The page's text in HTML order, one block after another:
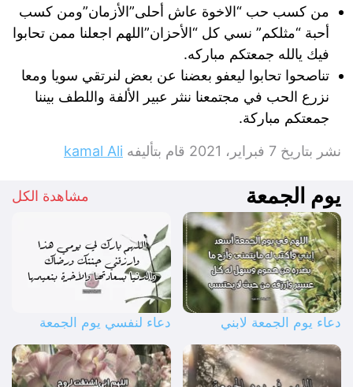
من كسب حب “الاخوة عاش أحلى”الأزمان”ومن كسب
أحبة “مثلكم” نسي كل “الأحزان”اللهم اجعلنا ممن تحابوا
فيك يالله جمعتكم مباركه.
تناصحوا تحابوا ليعفو بعضنا عن بعض لنرتقي سويا ومعا
نزرع الحب في مجتمعنا ننثر عبير الألفة واللطف بيننا
جمعتكم مباركة.
نشر بتاريخ 7 فبراير، 2021 قام بتأليفه kamal Ali
يوم الجمعة مشاهدة الكل
دعاء يوم الجمعة لابني دعاء لنفسي يوم الجمعة